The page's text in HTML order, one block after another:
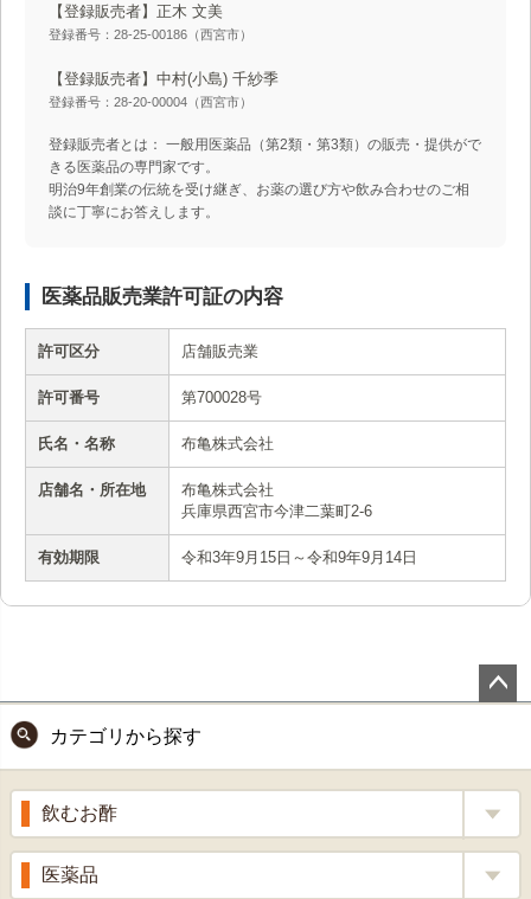
【登録販売者】正木 文美
登録番号：28-25-00186（西宮市）
【登録販売者】中村(小島) 千紗季
登録番号：28-20-00004（西宮市）
登録販売者とは： 一般用医薬品（第2類・第3類）の販売・提供がで
きる医薬品の専門家です。
明治9年創業の伝統を受け継ぎ、お薬の選び方や飲み合わせのご相
談に丁寧にお答えします。
医薬品販売業許可証の内容
許可区分 店舗販売業
許可番号 第700028号
氏名・名称 布亀株式会社
店舗名・所在地
布亀株式会社
兵庫県西宮市今津二葉町2-6
有効期限 令和3年9月15日～令和9年9月14日
ップ
へ
カテゴリから探す
飲むお酢
補酵素のちから
医薬品